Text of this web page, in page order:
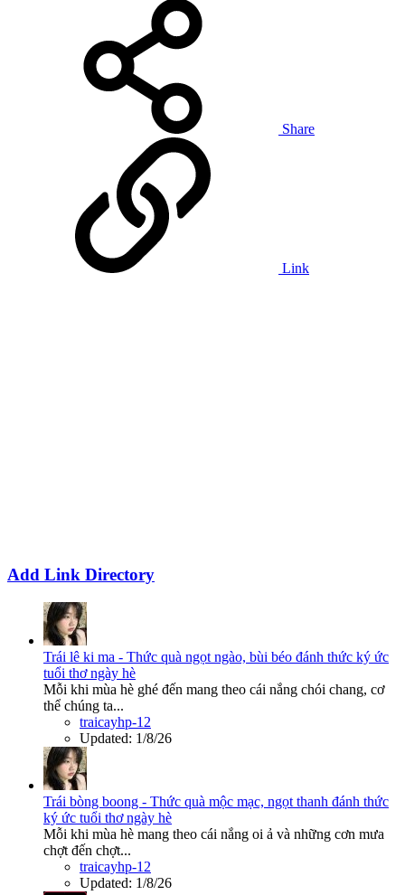
Share
Link
Add Link Directory
Trái lê ki ma - Thức quà ngọt ngào, bùi béo đánh thức ký ức
tuổi thơ ngày hè
Mỗi khi mùa hè ghé đến mang theo cái nắng chói chang, cơ
thể chúng ta...
traicayhp-12
Updated: 1/8/26
Trái bòng boong - Thức quà mộc mạc, ngọt thanh đánh thức
ký ức tuổi thơ ngày hè
Mỗi khi mùa hè mang theo cái nắng oi ả và những cơn mưa
chợt đến chợt...
traicayhp-12
Updated: 1/8/26